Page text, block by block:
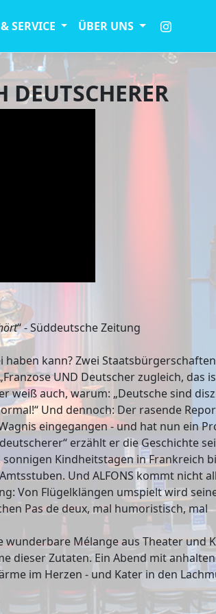
SERVICE ÜBER UNS
DEUTSCHERER
“ - Süddeutsche Zeitung
kann? Zwei
UND Deutscher zugleich, das
weiß auch, warum: „Deutsche sind
Und dennoch: Der rasende
eingegangen - und hat nun ein
erzählt er die Geschichte
Kindheitstagen in Frankreich
Und ALFONS kommt nicht
Von Flügelklängen umspielt wird
Pas de deux, mal humoristisch, mal
wunderbare Mélange aus Theater und
dieser Zutaten. Ein Abend mit
im Herzen - und Kater in den